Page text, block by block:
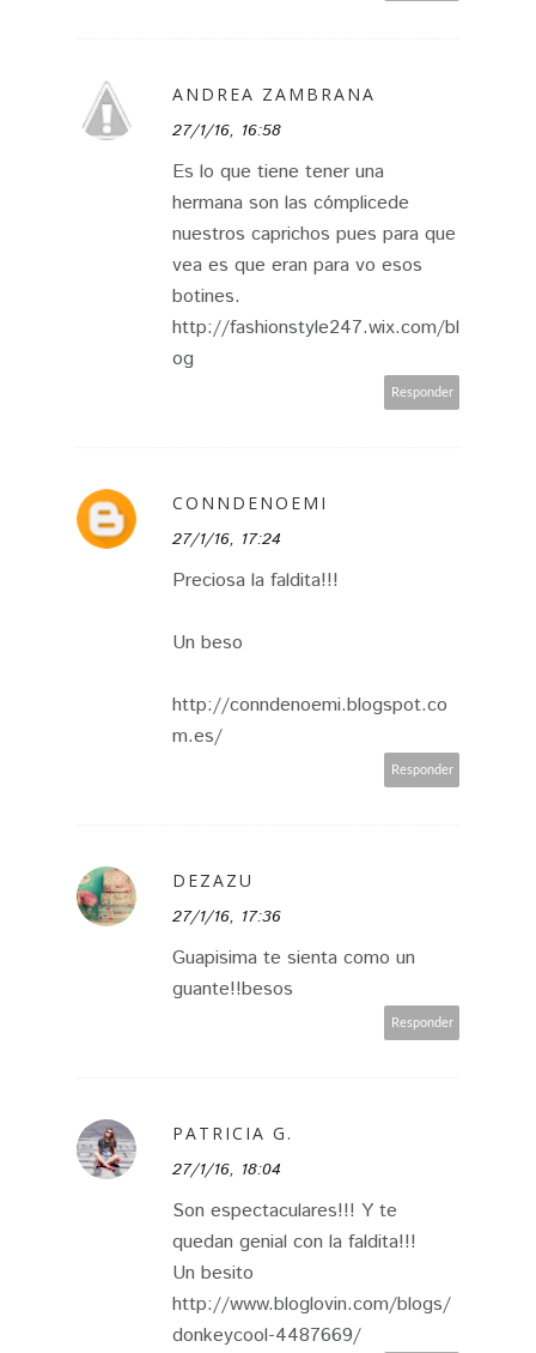
ANDREA ZAMBRANA
27/1/16, 16:58
Es lo que tiene tener una
hermana son las cómplicede
nuestros caprichos pues para que
vea es que eran para vo esos
botines.
http://fashionstyle247.wix.com/bl
og
Responder
CONNDENOEMI
27/1/16, 17:24
Preciosa la faldita!!!
Un beso
http://conndenoemi.blogspot.co
m.es/
Responder
DEZAZU
27/1/16, 17:36
Guapisima te sienta como un
guante!!besos
Responder
PATRICIA G.
27/1/16, 18:04
Son espectaculares!!! Y te
quedan genial con la faldita!!!
Un besito
http://www.bloglovin.com/blogs/
donkeycool-4487669/